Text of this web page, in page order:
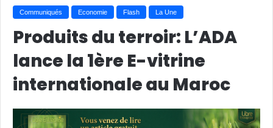
Communiqués Economie Flash La Une
Produits du terroir: L’ADA
lance la 1ère E-vitrine
internationale au Maroc